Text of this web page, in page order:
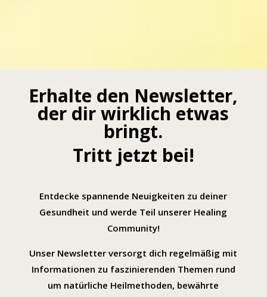
Erhalte den Newsletter,
der dir wirklich etwas
bringt.
Tritt jetzt bei!
Entdecke spannende Neuigkeiten zu deiner
Gesundheit und werde Teil unserer Healing
Community!
Unser Newsletter versorgt dich regelmäßig mit
Informationen zu faszinierenden Themen rund
um natürliche Heilmethoden, bewährte